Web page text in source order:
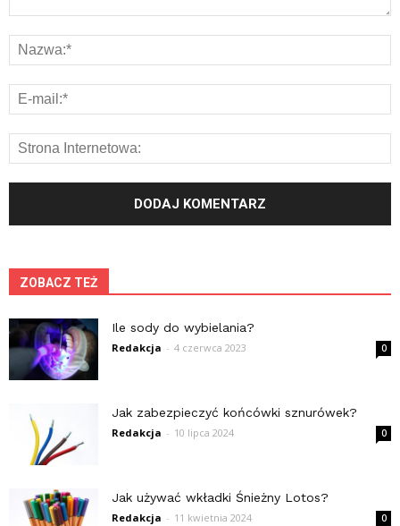
ZOBACZ TEŻ
Ile sody do wybielania?
Redakcja - 4 czerwca 2023 0
Jak zabezpieczyć końcówki sznurówek?
Redakcja - 10 lipca 2024 0
Jak używać wkładki Śnieżny Lotos?
Redakcja - 11 kwietnia 2024 0